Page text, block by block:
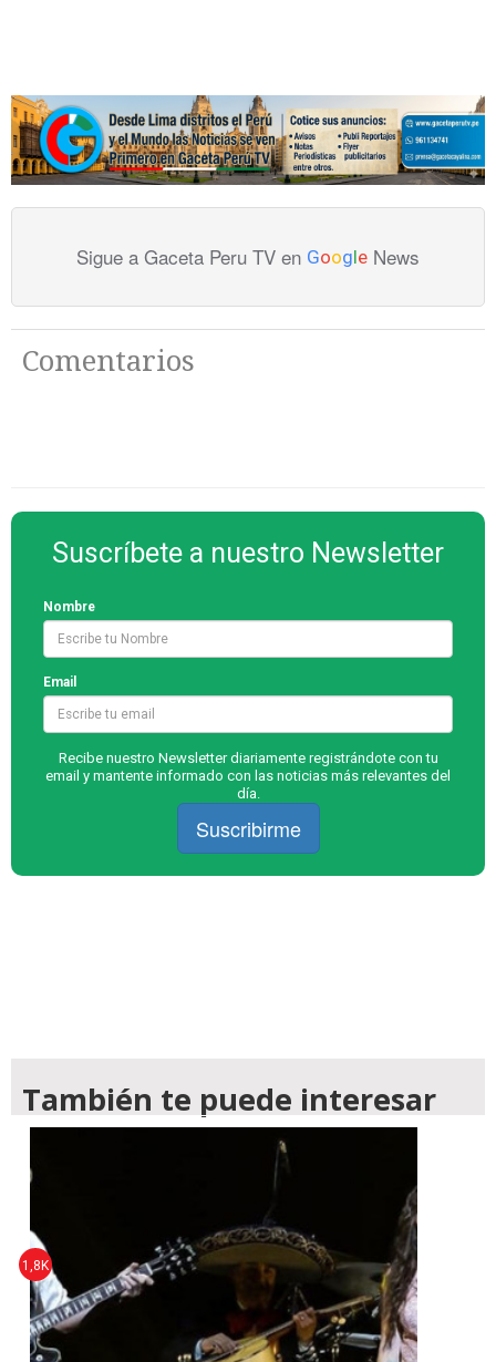
Sigue a Gaceta Peru TV en Google News
Comentarios
Suscríbete a nuestro Newsletter
Nombre
Email
Recibe nuestro Newsletter diariamente registrándote con tu
email y mantente informado con las noticias más relevantes del
día.
Suscribirme
También te puede interesar
1,8K